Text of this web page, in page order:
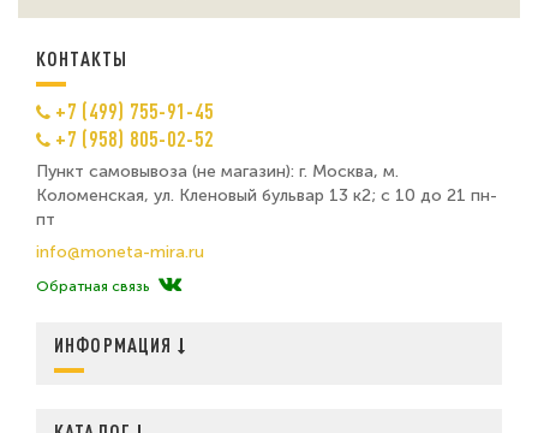
КОНТАКТЫ
+7 (499) 755-91-45
+7 (958) 805-02-52
Пункт самовывоза (не магазин): г. Москва, м.
Коломенская, ул. Кленовый бульвар 13 к2; с 10 до 21 пн-
пт
info@moneta-mira.ru
Обратная связь
ИНФОРМАЦИЯ